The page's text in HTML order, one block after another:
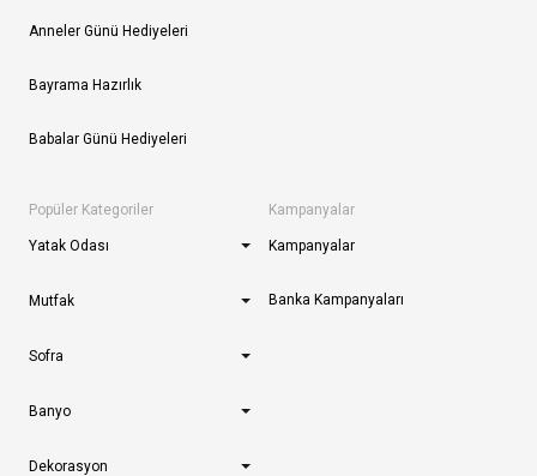
Anneler Günü Hediyeleri
Bayrama Hazırlık
Babalar Günü Hediyeleri
Popüler Kategoriler
Yatak Odası
Mutfak
Sofra
Banyo
Dekorasyon
Kampanyalar
Kampanyalar
Banka Kampanyaları